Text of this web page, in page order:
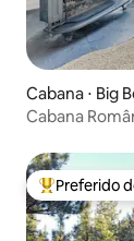
Cabana ⋅ Big
Cabana
Entre os
Preferido